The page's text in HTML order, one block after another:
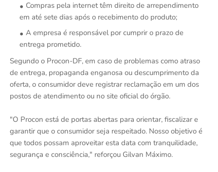
Compras pela internet têm direito de arrependimento
em até sete dias após o recebimento do produto;
A empresa é responsável por cumprir o prazo de
entrega prometido.
Segundo o Procon-DF, em caso de problemas como atraso
de entrega, propaganda enganosa ou descumprimento da
oferta, o consumidor deve registrar reclamação em um dos
postos de atendimento ou no site oficial do órgão.
"O Procon está de portas abertas para orientar, fiscalizar e
garantir que o consumidor seja respeitado. Nosso objetivo é
que todos possam aproveitar esta data com tranquilidade,
segurança e consciência," reforçou Gilvan Máximo.